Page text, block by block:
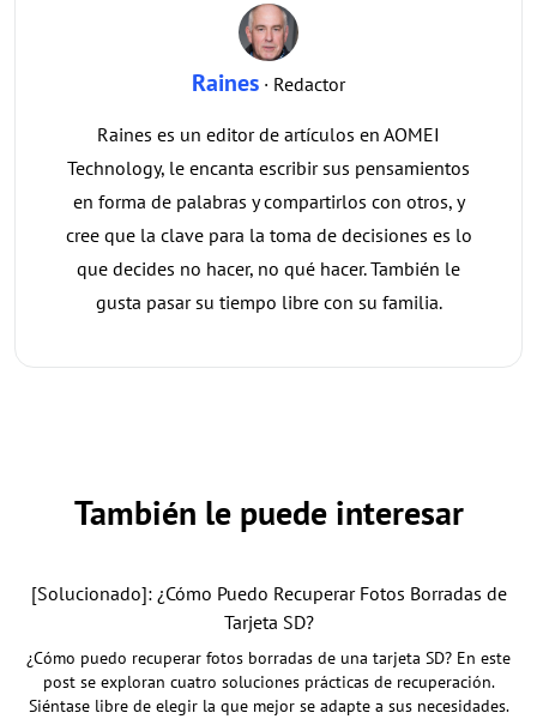
Raines · Redactor
Raines es un editor de artículos en AOMEI
Technology, le encanta escribir sus pensamientos
en forma de palabras y compartirlos con otros, y
cree que la clave para la toma de decisiones es lo
que decides no hacer, no qué hacer. También le
gusta pasar su tiempo libre con su familia.
También le puede interesar
[Solucionado]: ¿Cómo Puedo Recuperar Fotos Borradas de
Tarjeta SD?
¿Cómo puedo recuperar fotos borradas de una tarjeta SD? En este
post se exploran cuatro soluciones prácticas de recuperación.
Siéntase libre de elegir la que mejor se adapte a sus necesidades.